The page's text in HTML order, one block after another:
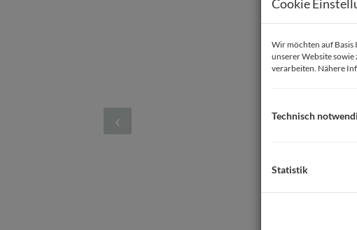
Cookie
Wir möchten auf
unserer Website
verarbeiten. Nähere
Technisch
Statistik